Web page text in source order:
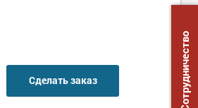
Сделать заказ Сотрудничество